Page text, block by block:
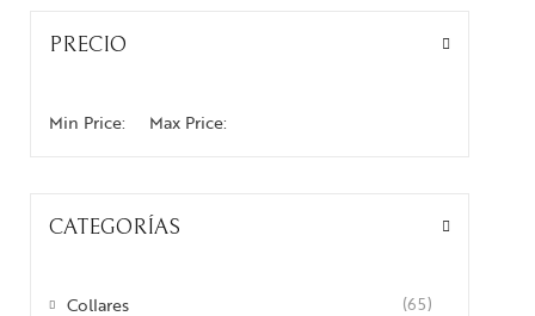
PRECIO
Min Price: Max Price:
CATEGORÍAS
Collares (65)